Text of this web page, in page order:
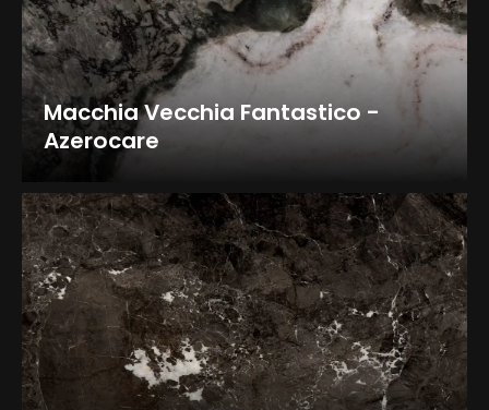
Macchia Vecchia Fantastico -
Azerocare